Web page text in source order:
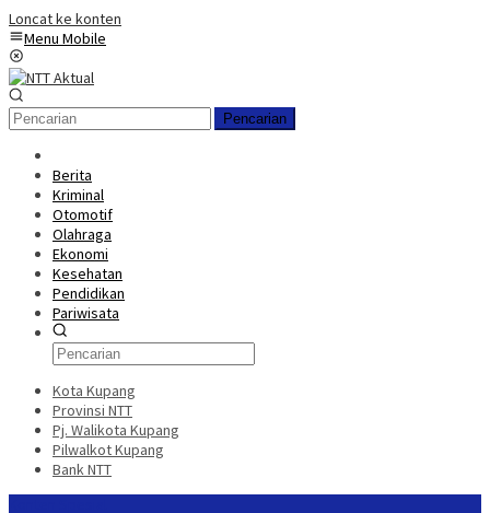
Loncat ke konten
Menu Mobile
Pencarian
Berita
Kriminal
Otomotif
Olahraga
Ekonomi
Kesehatan
Pendidikan
Pariwisata
Kota Kupang
Provinsi NTT
Pj. Walikota Kupang
Pilwalkot Kupang
Bank NTT